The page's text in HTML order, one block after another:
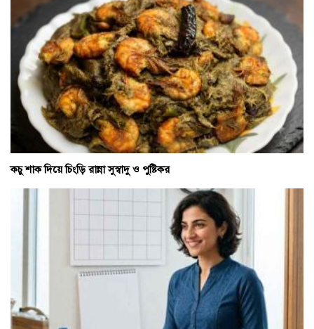
কচু শাক দিয়ে চিংড়ি রান্না সুস্বাদু ও পুষ্টিকর